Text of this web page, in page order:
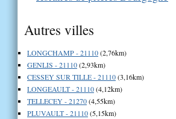
Autres villes
LONGCHAMP - 21110(2,76km)
GENLIS - 21110(2,93km)
CESSEY SUR TILLE - 21110(3,16km)
LONGEAULT - 21110(4,12km)
TELLECEY - 21270(4,55km)
PLUVAULT - 21110(5,15km)